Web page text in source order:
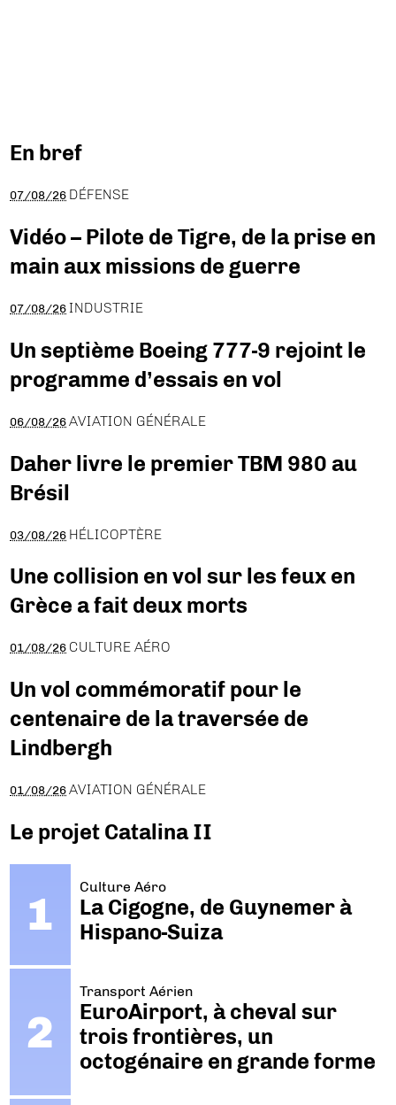
En bref
07/08/26 DÉFENSE
Vidéo – Pilote de Tigre, de la prise en
main aux missions de guerre
07/08/26 INDUSTRIE
Un septième Boeing 777-9 rejoint le
programme d’essais en vol
06/08/26 AVIATION GÉNÉRALE
Daher livre le premier TBM 980 au
Brésil
03/08/26 HÉLICOPTÈRE
Une collision en vol sur les feux en
Grèce a fait deux morts
01/08/26 CULTURE AÉRO
Un vol commémoratif pour le
centenaire de la traversée de
Lindbergh
01/08/26 AVIATION GÉNÉRALE
Le projet Catalina II
Culture Aéro
La Cigogne, de Guynemer à
Hispano-Suiza
Transport Aérien
EuroAirport, à cheval sur
trois frontières, un
octogénaire en grande forme